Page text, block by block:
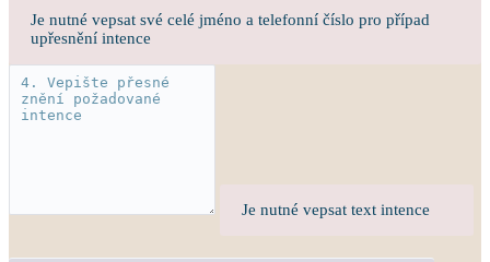
Je nutné vepsat své celé jméno a telefonní číslo pro případ
upřesnění intence
Je nutné vepsat text intence